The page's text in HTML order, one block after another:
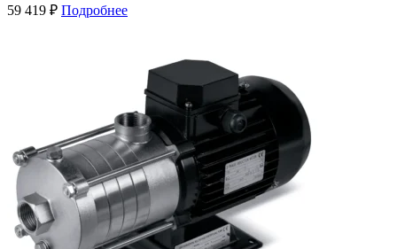
59 419 ₽ Подробнее